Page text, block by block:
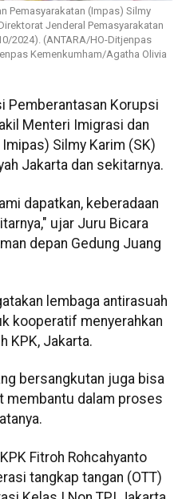
Pemasyarakatan (Impas) Silmy
Jenderal Pemasyarakatan
2024). (ANTARA/HO-Ditjenpas
Kemenkumham/Agatha Olivia
Pemberantasan Korupsi
Menteri Imigrasi dan
Silmy Karim (SK)
Jakarta dan sekitarnya.
dapatkan, keberadaan
ujar Juru Bicara
depan Gedung Juang
lembaga antirasuah
kooperatif menyerahkan
KPK, Jakarta.
bersangkutan juga bisa
membantu dalam proses
Fitroh Rohcahyanto
tangkap tangan (OTT)